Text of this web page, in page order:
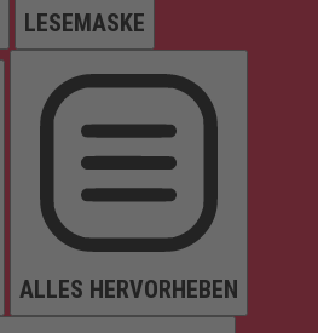
LESEMASKE
ALLES HERVORHEBEN